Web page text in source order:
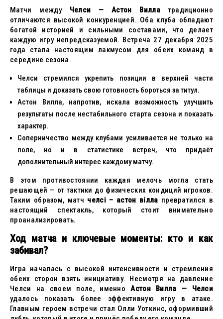
Матчи между Челси — Астон Виллатрадиционно
отличаются высокой конкуренцией. Оба клуба обладают
богатой историей и сильными составами, что делает
каждую игру непредсказуемой. Встреча 27 декабря 2025
года стала настоящим лакмусом для обеих команд в
середине сезона.
Челси стремился укрепить позиции в верхней части
таблицы и доказать свою готовность бороться за титул.
Астон Вилла, напротив, искала возможность улучшить
результаты после нестабильного старта сезона и показать
характер.
Соперничество между клубами усиливается не только на
поле, но и в статистике встреч, что придаёт
дополнительный интерес каждому матчу.
В этом противостоянии каждая мелочь могла стать
решающей — от тактики до физических кондиций игроков.
Таким образом, матч челсі – астон вілла превратился в
настоящий спектакль, который стоит внимательно
проанализировать.
Ход матча и ключевые моменты: кто и как
забивал?
Игра началась с высокой интенсивности и стремления
обеих сторон взять инициативу. Несмотря на давление
Челси на своем поле, именноАстон Вилла — Челси
удалось показать более эффективную игру в атаке.
Главным героем встречи стал Олли Уоткинс, оформивший